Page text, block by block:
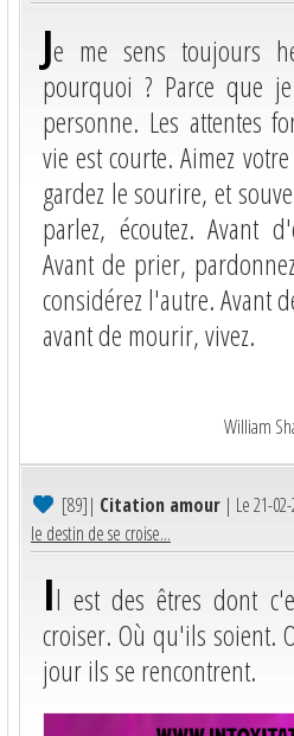
Je me sens toujours
pourquoi ? Parce que
personne. Les attentes
vie est courte. Aimez
gardez le sourire, et
parlez, écoutez. Avant
Avant de prier,
considérez l'autre. Avant
avant de mourir, vivez.
William
[89]| Citation amour | Le 21-
le destin de se croise...
Il est des êtres dont
croiser. Où qu'ils soient.
jour ils se rencontrent.